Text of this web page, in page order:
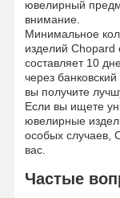
Случаи
18K
Золотой
ювелирный
внимание.
Минимальное
изделий Chopard
составляет 10
через
вы получите
Если вы ищете
ювелирные
особых случаев,
вас.
Частые